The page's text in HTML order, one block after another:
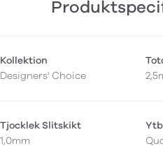
Kollektion
Designers' Choice
Tjocklek Slitskikt
1,0mm